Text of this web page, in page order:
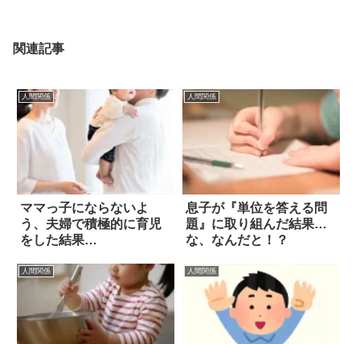
関連記事
人間関係
ママっ子にならないよ
う、夫婦で積極的に育児
をした結果…
人間関係
息子が『単位を答える問
題』に取り組んだ結果…
な、なんだと！？
人間関係 人間関係